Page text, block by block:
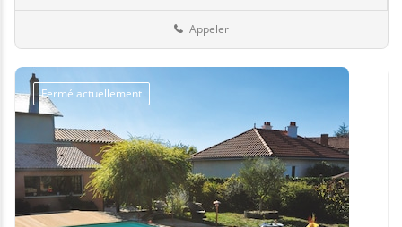
Appeler
Fermé actuellement